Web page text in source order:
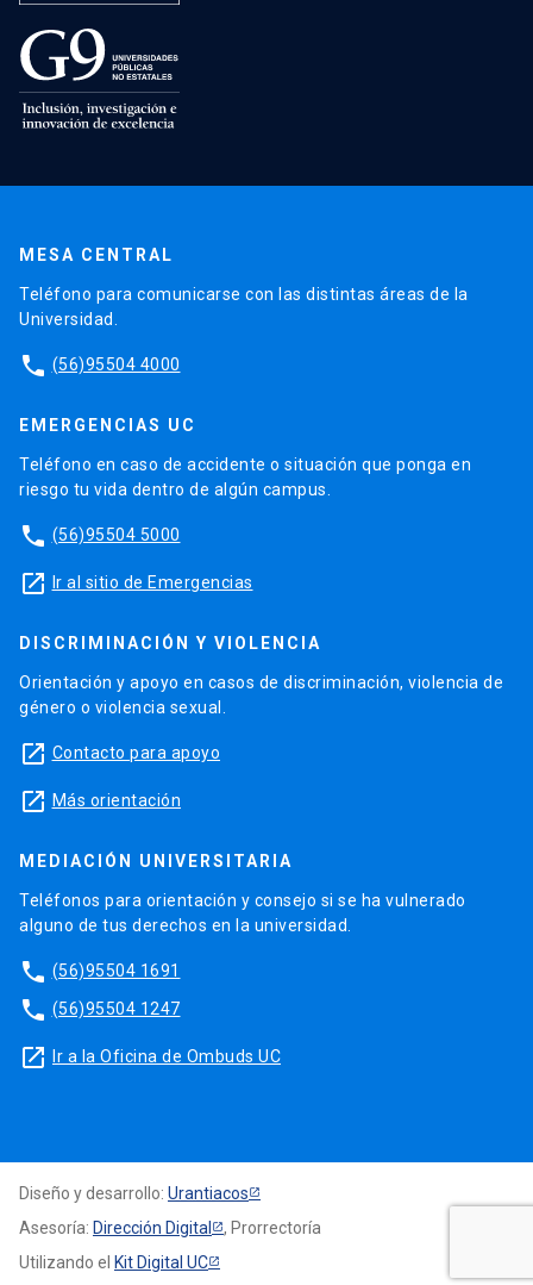
MESA CENTRAL
Teléfono para comunicarse con las distintas áreas de la
Universidad.
phone (56)95504 4000
EMERGENCIAS UC
Teléfono en caso de accidente o situación que ponga en
riesgo tu vida dentro de algún campus.
phone (56)95504 5000
launch Ir al sitio de Emergencias
DISCRIMINACIÓN Y VIOLENCIA
Orientación y apoyo en casos de discriminación, violencia de
género o violencia sexual.
launch Contacto para apoyo
launch Más orientación
MEDIACIÓN UNIVERSITARIA
Teléfonos para orientación y consejo si se ha vulnerado
alguno de tus derechos en la universidad.
phone (56)95504 1691
phone (56)95504 1247
launch Ir a la Oficina de Ombuds UC
Diseño y desarrollo: Urantiacos
Asesoría: Dirección Digital
, Prorrectoría
Utilizando el Kit Digital UC